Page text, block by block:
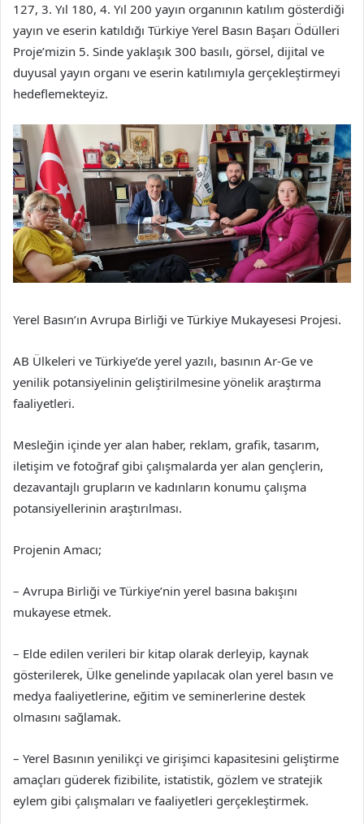
127, 3. Yıl 180, 4. Yıl 200 yayın organının katılım gösterdiği
yayın ve eserin katıldığı Türkiye Yerel Basın Başarı Ödülleri
Proje’mizin 5. Sinde yaklaşık 300 basılı, görsel, dijital ve
duyusal yayın organı ve eserin katılımıyla gerçekleştirmeyi
hedeflemekteyiz.
Yerel Basın’ın Avrupa Birliği ve Türkiye Mukayesesi Projesi.
AB Ülkeleri ve Türkiye’de yerel yazılı, basının Ar-Ge ve
yenilik potansiyelinin geliştirilmesine yönelik araştırma
faaliyetleri.
Mesleğin içinde yer alan haber, reklam, grafik, tasarım,
iletişim ve fotoğraf gibi çalışmalarda yer alan gençlerin,
dezavantajlı grupların ve kadınların konumu çalışma
potansiyellerinin araştırılması.
Projenin Amacı;
– Avrupa Birliği ve Türkiye’nin yerel basına bakışını
mukayese etmek.
– Elde edilen verileri bir kitap olarak derleyip, kaynak
gösterilerek, Ülke genelinde yapılacak olan yerel basın ve
medya faaliyetlerine, eğitim ve seminerlerine destek
olmasını sağlamak.
– Yerel Basının yenilikçi ve girişimci kapasitesini geliştirme
amaçları güderek fizibilite, istatistik, gözlem ve stratejik
eylem gibi çalışmaları ve faaliyetleri gerçekleştirmek.